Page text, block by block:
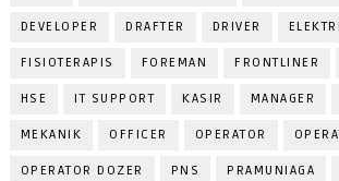
DEVELOPER DRAFTER DRIVER
FISIOTERAPIS FOREMAN FRONTLINER
HSE IT SUPPORT KASIR MANAGER
MEKANIK OFFICER OPERATOR
OPERATOR DOZER PNS PRAMUNIAGA